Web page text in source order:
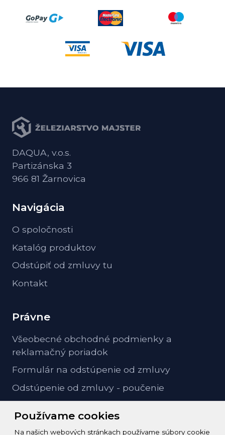
Používame cookies
Na našich webových stránkach používame súbory cookie
DAQUA, v.o.s.
Partizánska 3
966 81 Žarnovica
Navigácia
O spoločnosti
Katalóg produktov
Odstúpiť od zmluvy tu
Kontakt
Právne
Všeobecné obchodné podmienky a
reklamačný poriadok
Formulár na odstúpenie od zmluvy
Odstúpenie od zmluvy - poučenie